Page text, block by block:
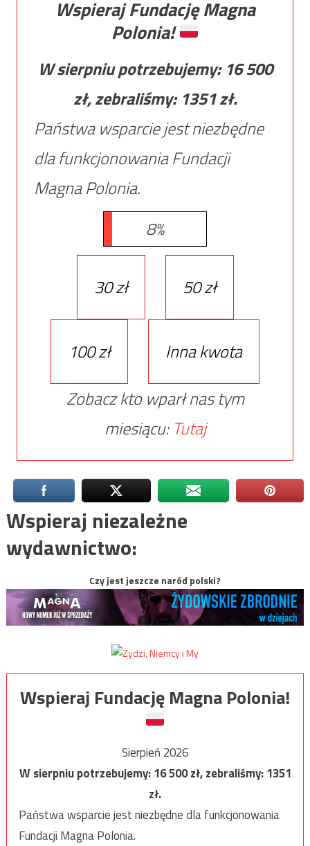
Wspieraj Fundację Magna
Polonia!
W sierpniu potrzebujemy: 16 500
zł, zebraliśmy: 1351zł.
Państwa wsparcie jest niezbędne
dla funkcjonowania Fundacji
Magna Polonia.
8%
30 zł 50 zł
100 zł
Inna kwota
Zobacz kto wparł nas tym
miesiącu: Tutaj
Wspieraj niezależne
wydawnictwo:
Czy jest jeszcze naród polski?
Wspieraj Fundację Magna Polonia!
Sierpień 2026
W sierpniu potrzebujemy:16 500zł, zebraliśmy:1351
zł.
Państwa wsparcie jest niezbędne dla funkcjonowania
Fundacji Magna Polonia.